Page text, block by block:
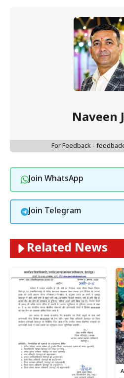
Naveen
For Feedback -
Join WhatsApp
Join Telegram
Related News